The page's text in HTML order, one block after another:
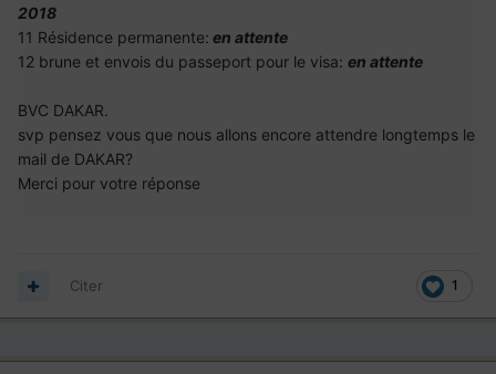
2018
11 Résidence permanente: en attente
12 brune et envois du passeport pour le visa: en attente
BVC DAKAR.
svp pensez vous que nous allons encore attendre longtemps le
mail de DAKAR?
Merci pour votre réponse
1
Citer